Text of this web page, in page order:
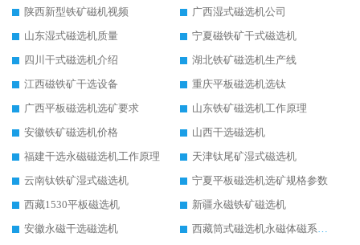
陕西新型铁矿磁机视频
广西湿式磁选机公司
山东湿式磁选机质量
宁夏磁铁矿干式磁选机
四川干式磁选机介绍
湖北铁矿磁选机生产线
江西磁铁矿干选设备
重庆平板磁选机选钛
广西平板磁选机选矿要求
山东铁矿磁选机工作原理
安徽铁矿磁选机价格
山西干选磁选机
福建干选永磁磁选机工作原理
天津钛尾矿湿式磁选机
云南钛铁矿湿式磁选机
宁夏平板磁选机选矿规格参数
西藏1530平板磁选机
新疆永磁铁矿磁选机
安徽永磁干选磁选机
西藏筒式磁选机永磁体磁系设计